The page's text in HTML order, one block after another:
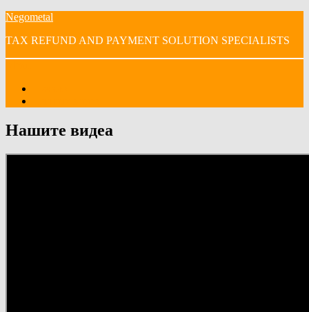
Skip
content
Negometal
TAX REFUND AND PAYMENT SOLUTION SPECIALISTS
Нашите видеа